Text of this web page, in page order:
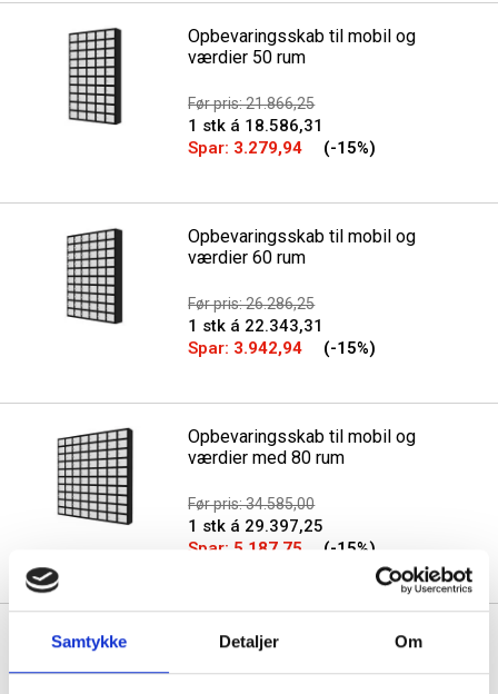
Samtykke Detaljer Om
Opbevaringsskab til mobil og
værdier 50 rum
Før pris: 21.866,25
1 stk á 18.586,31
Spar: 3.279,94 (-15%)
Opbevaringsskab til mobil og
værdier 60 rum
Før pris: 26.286,25
1 stk á 22.343,31
Spar: 3.942,94 (-15%)
Opbevaringsskab til mobil og
værdier med 80 rum
Før pris: 34.585,00
1 stk á 29.397,25
Spar: 5.187,75 (-15%)
Se også vores udvalg afElevborde
Elevstole